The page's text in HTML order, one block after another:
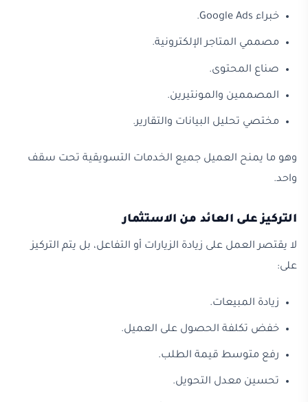
خبراء Google Ads.
مصممي المتاجر الإلكترونية.
صناع المحتوى.
المصممين والمونتيرين.
مختصي تحليل البيانات والتقارير.
وهو ما يمنح العميل جميع الخدمات التسويقية تحت سقف
واحد.
التركيز على العائد من الاستثمار
لا يقتصر العمل على زيادة الزيارات أو التفاعل، بل يتم التركيز
على:
زيادة المبيعات.
خفض تكلفة الحصول على العميل.
رفع متوسط قيمة الطلب.
تحسين معدل التحويل.